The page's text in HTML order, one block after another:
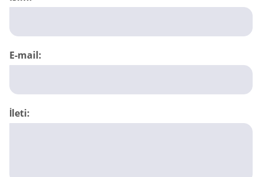
E-mail:
İleti: